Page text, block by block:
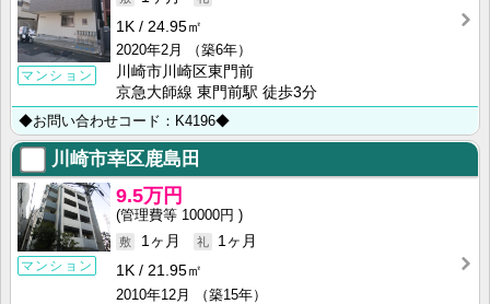
マンション
1K
24.95㎡
2020年2月
（築6年）
川崎市川崎区東門前
京急大師線 東門前駅 徒歩3分
◆お問い合わせコード：K4196◆
川崎市幸区鹿島田
マンション
9.5万円
10000円
1ヶ月
1ヶ月
1K
21.95㎡
2010年12月
（築15年）